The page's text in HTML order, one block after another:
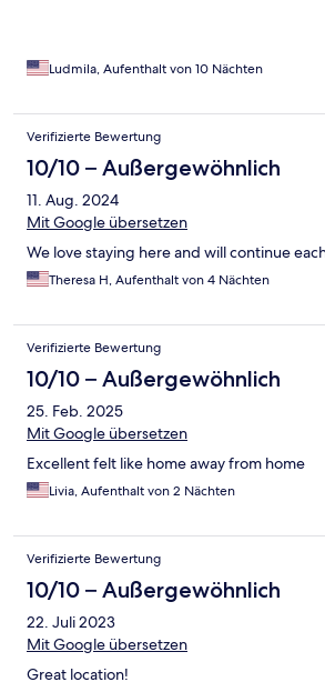
Ludmila, Aufenthalt von 10 Nächten
Verifizierte Bewertung
10/10 – Außergewöhnlich
11. Aug. 2024
Mit Google übersetzen
We love staying here and will continue
Theresa H, Aufenthalt von 4 Nächten
Verifizierte Bewertung
10/10 – Außergewöhnlich
25. Feb. 2025
Mit Google übersetzen
Excellent felt like home away from home
Livia, Aufenthalt von 2 Nächten
Verifizierte Bewertung
10/10 – Außergewöhnlich
22. Juli 2023
Mit Google übersetzen
Great location!